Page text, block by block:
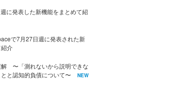
に発表した新機能をまとめて紹
で7月27日週に発表された新
介
〜「測れないから説明できな
と認知的負債について〜
NEW